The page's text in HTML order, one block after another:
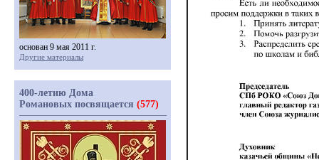
основан 9 мая 2011 г.
Другие материалы
400-летию Дома
Романовых посвящается (577)